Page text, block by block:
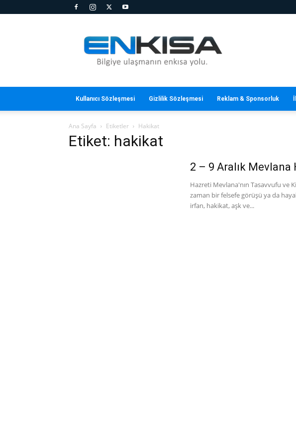
Kısa
Kullanıcı Sözleşmesi Gizlilik Sözleşmesi Reklam & Sponsorluk
Ana Sayfa Etiketler Hakikat
Etiket: hakikat
2 – 9 Aralık Mevlana
Hazreti Mevlana'nın Tasavvufu ve
zaman bir felsefe görüşü ya da
irfan, hakikat, aşk ve...